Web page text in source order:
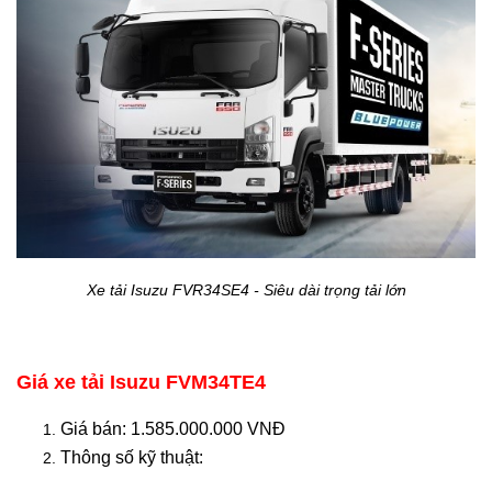
Xe tải Isuzu FVR34SE4 - Siêu dài trọng tải lớn
Giá xe tải Isuzu FVM34TE4
Giá bán: 1.585.000.000 VNĐ
Thông số kỹ thuật: